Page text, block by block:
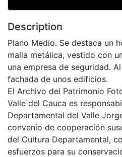
Description
Plano Medio. Se destaca un
malla metálica, vestido con
una empresa de seguridad.
fachada de unos edificios.
El Archivo del Patrimonio
Valle del Cauca es
Departamental del Valle
convenio de cooperación
del Cultura Departamental,
esfuerzos para su